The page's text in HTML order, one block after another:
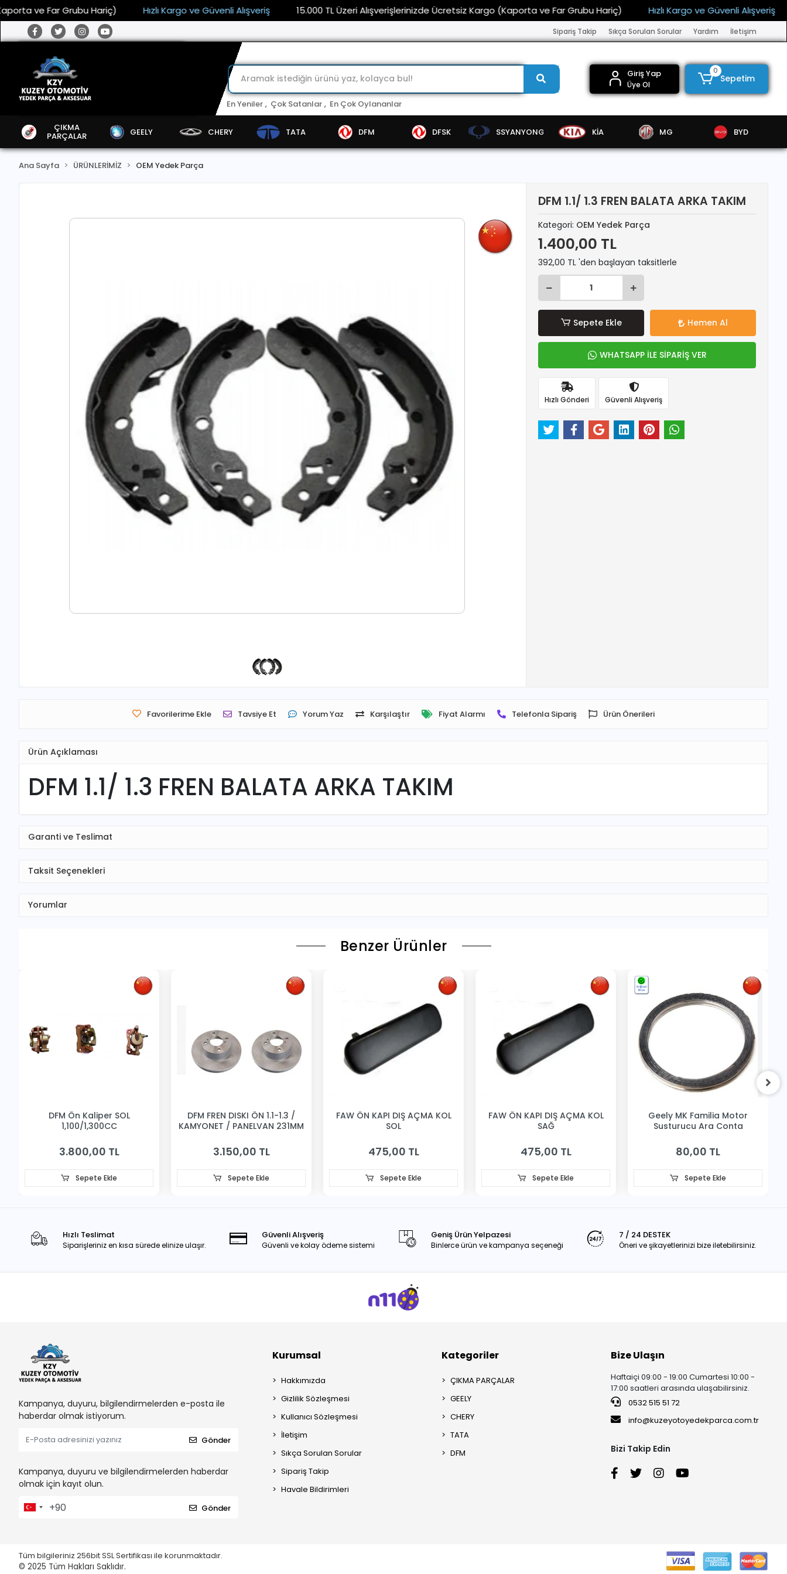
ve Far Grubu Hariç) Hızlı Kargo ve Güvenli Alışveriş 15.000 TL Üzeri Alışverişlerinizde Ücretsiz Kargo (Kaporta ve Far Grubu Hariç) Hızlı Kargo ve Güvenli Alışveriş
Sipariş Takip Sıkça Sorulan Sorular Yardım İletişim
En Yeniler , Çok Satanlar , En Çok Oylananlar
Giriş Yap
Üye Ol
0
Sepetim
ÇIKMA
PARÇALAR GEELY CHERY TATA DFM DFSK SSYANYONG KİA MG BYD
Ana Sayfa ÜRÜNLERİMİZ OEM Yedek Parça
DFM 1.1/ 1.3 FREN BALATA ARKA TAKIM
Kategori: OEM Yedek Parça
1.400,00 TL
392,00 TL 'den başlayan taksitlerle
Sepete Ekle Hemen Al
WHATSAPP İLE SİPARİŞ VER
Hızlı Gönderi Güvenli Alışveriş
Favorilerime Ekle Tavsiye Et Yorum Yaz Karşılaştır Fiyat Alarmı Telefonla Sipariş Ürün Önerileri
Ürün Açıklaması
DFM 1.1/ 1.3 FREN BALATA ARKA TAKIM
Garanti ve Teslimat
Taksit Seçenekleri
Yorumlar
Benzer Ürünler
DFM Ön Kaliper SOL
1,100/1,300CC
3.800,00 TL
Sepete Ekle
DFM FREN DISKI ÖN 1.1-1.3 /
KAMYONET / PANELVAN 231MM
3.150,00 TL
Sepete Ekle
FAW ÖN KAPI DIŞ AÇMA KOL
SOL
475,00 TL
Sepete Ekle
FAW ÖN KAPI DIŞ AÇMA KOL
SAĞ
475,00 TL
Sepete Ekle
Geely MK Familia Motor
Susturucu Ara Conta
80,00 TL
Sepete Ekle
Hızlı Teslimat
Siparişleriniz en kısa sürede elinize ulaşır.
Güvenli Alışveriş
Güvenli ve kolay ödeme sistemi
Geniş Ürün Yelpazesi
Binlerce ürün ve kampanya seçeneği
7 / 24 DESTEK
Öneri ve şikayetlerinizi bize iletebilirsiniz.
Kampanya, duyuru, bilgilendirmelerden e-posta ile
haberdar olmak istiyorum.
Gönder
Kampanya, duyuru ve bilgilendirmelerden haberdar
olmak için kayıt olun.
Gönder
Kurumsal
Hakkımızda
Gizlilik Sözleşmesi
Kullanıcı Sözleşmesi
İletişim
Sıkça Sorulan Sorular
Sipariş Takip
Havale Bildirimleri
Kategoriler
ÇIKMA PARÇALAR
GEELY
CHERY
TATA
DFM
Bize Ulaşın
Haftaiçi 09:00 - 19:00 Cumartesi 10:00 -
17:00 saatleri arasında ulaşabilirsiniz.
0532 515 51 72
info@kuzeyotoyedekparca.com.tr
Bizi Takip Edin
Tüm bilgileriniz 256bit SSL Sertifikası ile korunmaktadır.
© 2025 Tüm Hakları Saklıdır.